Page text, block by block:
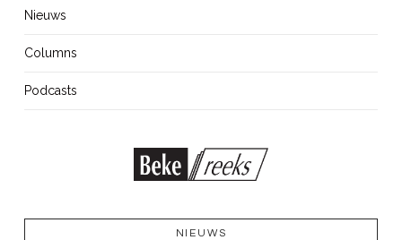
Nieuws
Columns
Podcasts
NIEUWS